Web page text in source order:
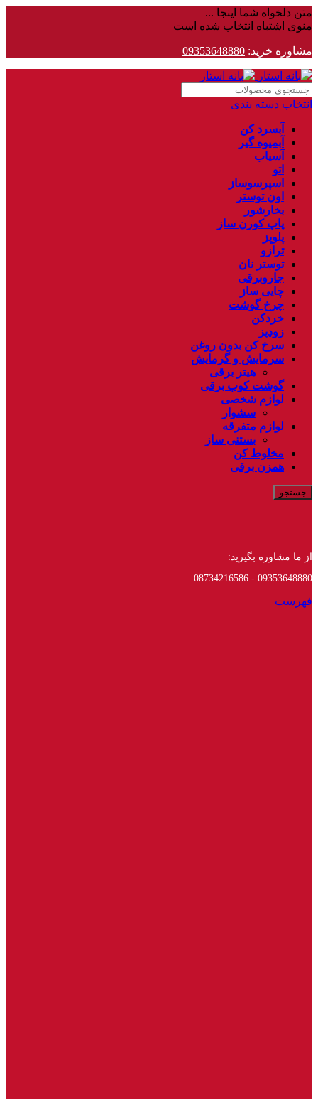
متن دلخواه شما اینجا ...
منوی اشتباه انتخاب شده است
مشاوره خرید: 09353648880
انتخاب دسته بندی
آبسرد کن
آبمیوه گیر
آسیاب
اتو
اسپرسوساز
اون توستر
بخارشور
پاپ کورن ساز
پلوپز
ترازو
توستر نان
جاروبرقی
چایی ساز
چرخ گوشت
خردکن
زودپز
سرخ کن بدون روغن
سرمایش و گرمایش
هیتر برقی
گوشت کوب برقی
لوازم شخصی
سشوار
لوازم متفرقه
بستنی ساز
مخلوط کن
همزن برقی
جستجو
از ما مشاوره بگیرید:
09353648880 - 08734216586
فهرست